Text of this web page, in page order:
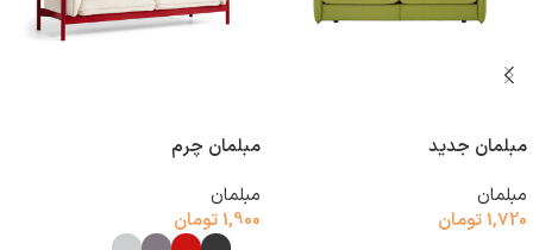
مبلمان جدید
مبلمان
1,720تومان
مبلمان چرم
مبلمان
1,900تومان